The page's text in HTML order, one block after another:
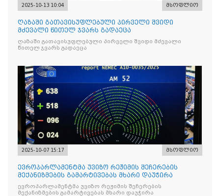
2025-10-13 10:04 მსოფლიო
ღაზაში გათავისუფლებული პირველი შვიდი
მძევალი წითელ ჯვარს გადაეცა
ღაზაში გათავისუფლებული პირველი შვიდი მძევალი
წითელ ჯვარს გადაეცა
2025-10-07 15:17 მსოფლიო
ევროპარლამენტმა უვიზო რეჟიმის შეჩერების
მექანიზმების გამარტივებას მხარი დაუჭირა
ევროპარლამენტმა უვიზო რეჟიმის შეჩერების
მექანიზმების გამარტივებას მხარი დაუჭირა